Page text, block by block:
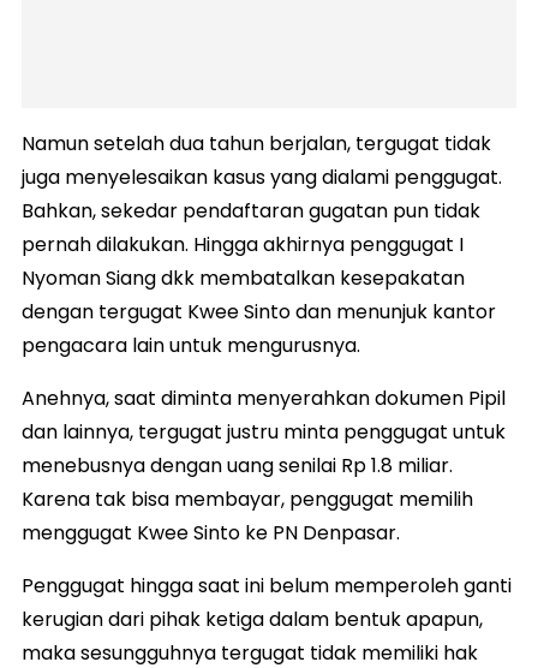
Namun setelah dua tahun berjalan, tergugat tidak
juga menyelesaikan kasus yang dialami penggugat.
Bahkan, sekedar pendaftaran gugatan pun tidak
pernah dilakukan. Hingga akhirnya penggugat I
Nyoman Siang dkk membatalkan kesepakatan
dengan tergugat Kwee Sinto dan menunjuk kantor
pengacara lain untuk mengurusnya.
Anehnya, saat diminta menyerahkan dokumen Pipil
dan lainnya, tergugat justru minta penggugat untuk
menebusnya dengan uang senilai Rp 1.8 miliar.
Karena tak bisa membayar, penggugat memilih
menggugat Kwee Sinto ke PN Denpasar.
Penggugat hingga saat ini belum memperoleh ganti
kerugian dari pihak ketiga dalam bentuk apapun,
maka sesungguhnya tergugat tidak memiliki hak